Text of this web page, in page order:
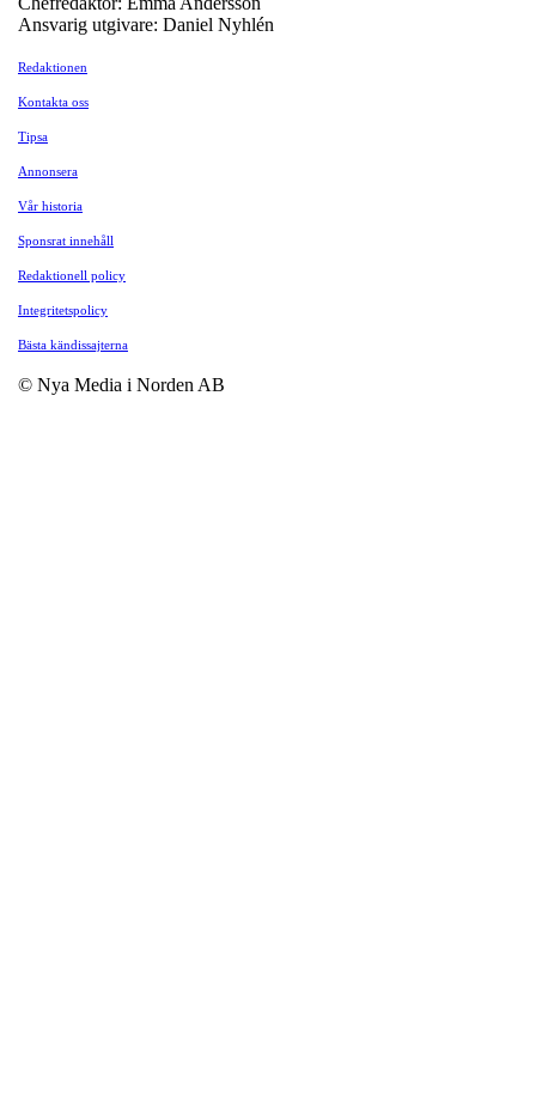
Ansvarig utgivare: Daniel Nyhlén
Redaktionen
Kontakta oss
Tipsa
Annonsera
Vår historia
Sponsrat innehåll
Redaktionell policy
Integritetspolicy
Bästa kändissajterna
© Nya Media i Norden AB